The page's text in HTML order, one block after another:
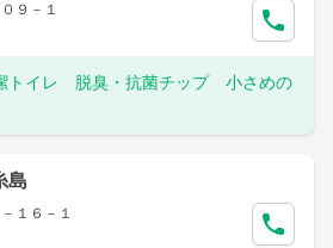
９－１
トイレ 脱臭・抗菌チップ 小さめの
島
１６－１